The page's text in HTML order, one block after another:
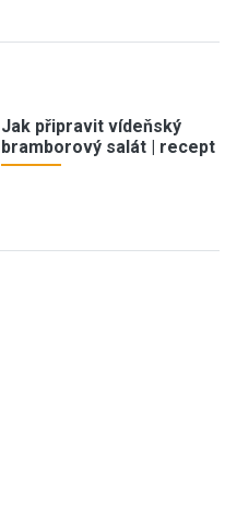
Jak připravit vídeňský
bramborový salát | recept